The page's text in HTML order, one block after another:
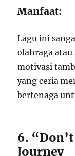
Manfaat:
Lagu ini
olahraga
motivasi
yang ceria
bertenaga
6.
Journey